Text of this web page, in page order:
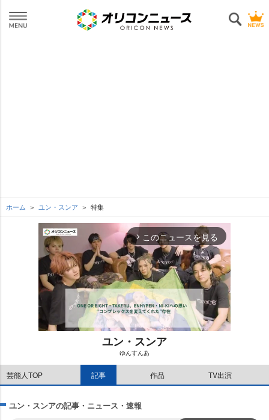
ホーム ユン・スンア 特集
arrow_forward_ios このニュースを見る
M
t
ユン・スンア
ゆんすんあ
芸能人TOP 記事 作品 TV出演
ユン・スンアの記事・ニュース・速報